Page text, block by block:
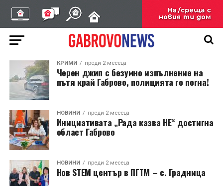
КРИМИ преди 2 месеца
Черен джип с безумно изпълнение на
пътя край Габрово, полицията го погна!
НОВИНИ преди 2 месеца
Инициативата „Рада казва НЕ“ достигна
област Габрово
НОВИНИ преди 2 месеца
Нов STEM център в ПГТМ – с. Градница